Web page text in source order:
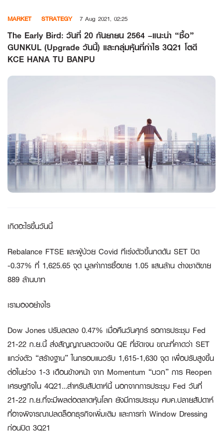
content
MARKET STRATEGY 7 Aug 2021, 02:25
The Early Bird: วันที่ 20 กันยายน 2564 –แนะนำ “ซื้อ”
GUNKUL (Upgrade วันนี้) และกลุ่มหุ้นที่กำไร 3Q21 โตดี
KCE HANA TU BANPU
เกิดอะไรขึ้นวันนี้
Rebalance FTSE และผู้ป่วย Covid ทีเร่งตัวขึ้นกดดัน SET ปิด
-0.37% ที่ 1,625.65 จุด มูลค่าการซื้อขาย 1.05 แสนล้าน ต่างชาติขาย
889 ล้านบาท
เรามองอย่างไร
Dow Jones ปรับลดลง 0.47% เมื่อคืนวันศุกร์ รอการประชุม Fed
21-22 ก.ย.นี้ ส่งสัญญาณลดวงเงิน QE ที่ชัดเจน ขณะที่คาดว่า SET
แกว่งตัว “สร้างฐาน” ในกรอบแนวรับ 1,615-1,630 จุด เพื่อปรับสูงขึ้น
ต่อในช่วง 1-3 เดือนข้างหน้า จาก Momentum “บวก” การ Reopen
เศรษฐกิจใน 4Q21…สำหรับสัปดาห์นี้ นอกจากการประชุม Fed วันที่
21-22 ก.ย.ที่จะมีผลต่อตลาดหุ้นโลก ยังมีการประชุม ศบค.ปลายสัปดาห์
ที่อาจพิจารณาปลดล็อกธุรกิจเพิ่มเติม และการทำ Window Dressing
ก่อนปิด 3Q21